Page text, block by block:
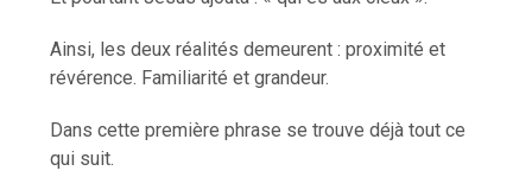
Ainsi, les deux réalités demeurent : proximité et
révérence. Familiarité et grandeur.
Dans cette première phrase se trouve déjà tout ce
qui suit.